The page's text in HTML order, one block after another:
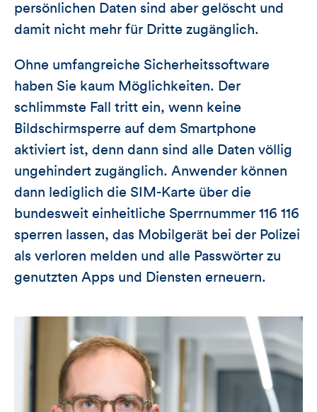
persönlichen Daten sind aber gelöscht und
damit nicht mehr für Dritte zugänglich.
Ohne umfangreiche Sicherheitssoftware
haben Sie kaum Möglichkeiten. Der
schlimmste Fall tritt ein, wenn keine
Bildschirmsperre auf dem Smartphone
aktiviert ist, denn dann sind alle Daten völlig
ungehindert zugänglich. Anwender können
dann lediglich die SIM-Karte über die
bundesweit einheitliche Sperrnummer 116 116
sperren lassen, das Mobilgerät bei der Polizei
als verloren melden und alle Passwörter zu
genutzten Apps und Diensten erneuern.